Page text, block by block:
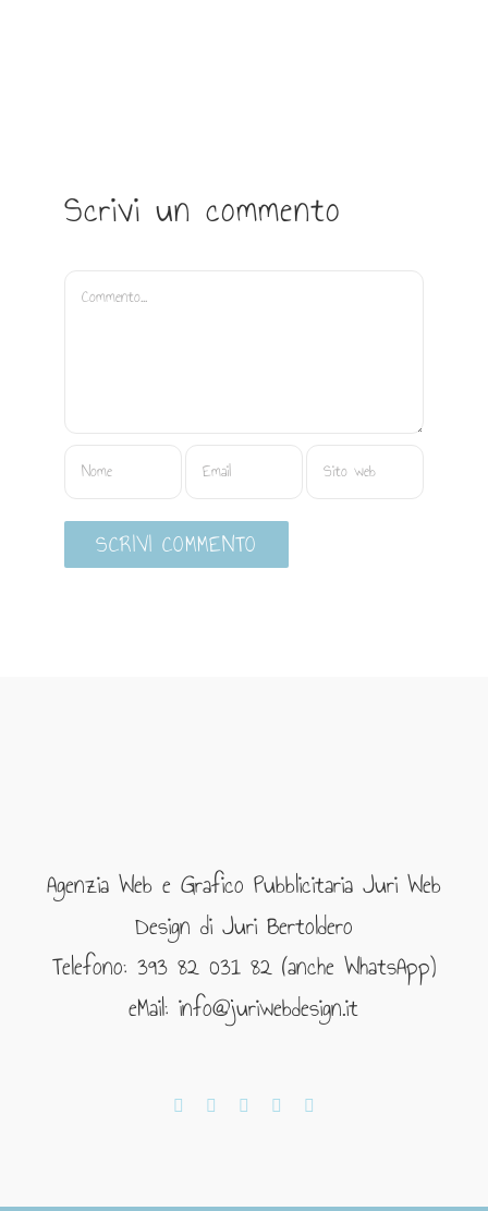
Scrivi un commento
Commento
Agenzia Web e Grafico Pubblicitaria Juri Web
Design di Juri Bertoldero
Telefono: 393 82 031 82 (anche WhatsApp)
eMail: info@juriwebdesign.it